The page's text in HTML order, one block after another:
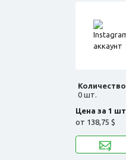
Количество
0 шт.
Цена за 1 шт.
от 138,75 $